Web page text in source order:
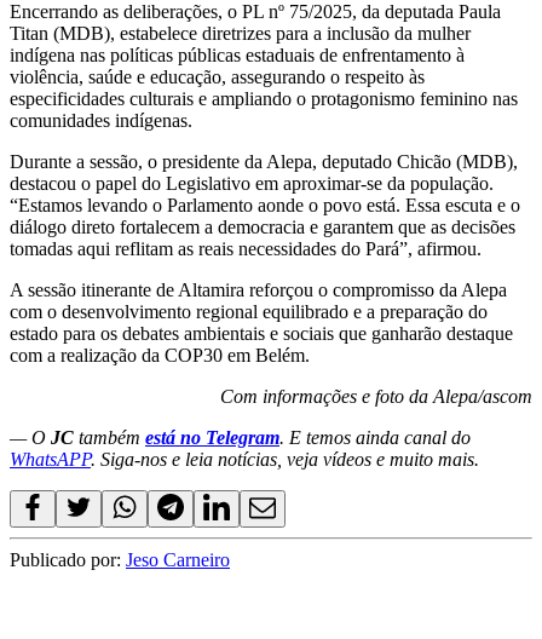
Encerrando as deliberações, o PL nº 75/2025, da deputada Paula
Titan (MDB), estabelece diretrizes para a inclusão da mulher
indígena nas políticas públicas estaduais de enfrentamento à
violência, saúde e educação, assegurando o respeito às
especificidades culturais e ampliando o protagonismo feminino nas
comunidades indígenas.
Durante a sessão, o presidente da Alepa, deputado Chicão (MDB),
destacou o papel do Legislativo em aproximar-se da população.
“Estamos levando o Parlamento aonde o povo está. Essa escuta e o
diálogo direto fortalecem a democracia e garantem que as decisões
tomadas aqui reflitam as reais necessidades do Pará”, afirmou.
A sessão itinerante de Altamira reforçou o compromisso da Alepa
com o desenvolvimento regional equilibrado e a preparação do
estado para os debates ambientais e sociais que ganharão destaque
com a realização da COP30 em Belém.
Com informações e foto da Alepa/ascom
— O JC também está no Telegram. E temos ainda canal do
WhatsAPP. Siga-nos e leia notícias, veja vídeos e muito mais.
Publicado por: Jeso Carneiro